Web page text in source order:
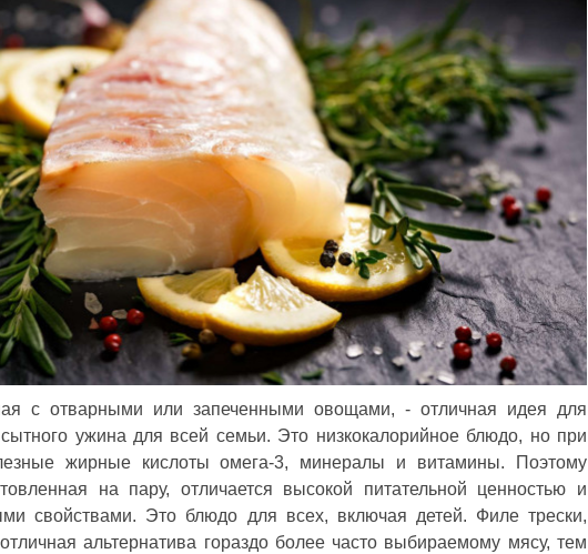
с отварными или запеченными овощами, - отличная идея для
сытного ужина для всей семьи. Это низкокалорийное блюдо, но при
жирные кислоты омега-3, минералы и витамины. Поэтому
на пару, отличается высокой питательной ценностью и
свойствами. Это блюдо для всех, включая детей. Филе трески,
альтернатива гораздо более часто выбираемому мясу, тем